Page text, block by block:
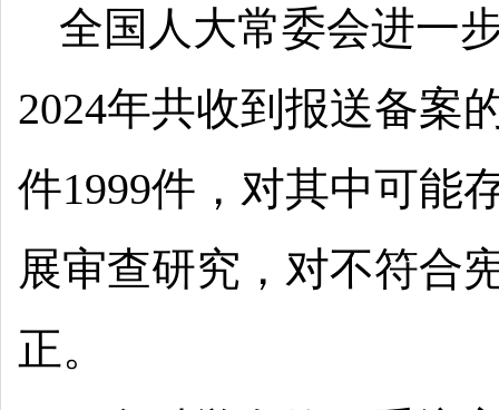
全国人大常委会进一
2024年共收到报送备案
件1999件，对其中可能
展审查研究，对不符合
正。